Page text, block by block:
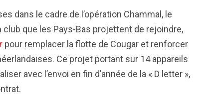
dans le cadre de l’opération Chammal, le
club que les Pays-Bas projettent de rejoindre,
pour remplacer la flotte de Cougar et renforcer
Ce projet portant sur 14 appareils
avec l’envoi en fin d’année de la « D letter »,